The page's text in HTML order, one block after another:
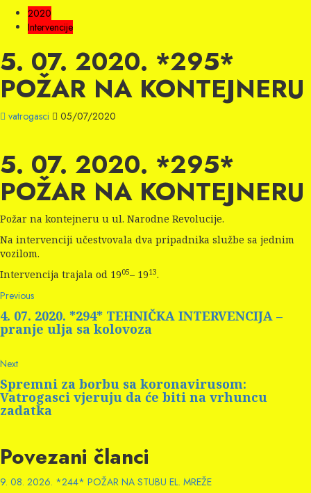
2020
Intervencije
5. 07. 2020. *295*
POŽAR NA KONTEJNERU
vatrogasci 05/07/2020
5. 07. 2020. *295*
POŽAR NA KONTEJNERU
Požar na kontejneru u ul. Narodne Revolucije.
Na intervenciji učestvovala dva pripadnika službe sa jednim
vozilom.
Intervencija trajala od 1905– 1913.
Continue
Reading
PreviousPrevious
post:
4. 07. 2020. *294* TEHNIČKA INTERVENCIJA –
pranje ulja sa kolovoza
NextNext
Spremni za borbu sa koronavirusom:
Vatrogasci vjeruju da će biti na vrhuncu
zadatka
Povezani članci
9. 08. 2026. *244* POŽAR NA STUBU EL. MREŽE